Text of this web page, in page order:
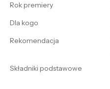
Rok premiery
Dla kogo
Rekomendacja
Składniki podstawowe